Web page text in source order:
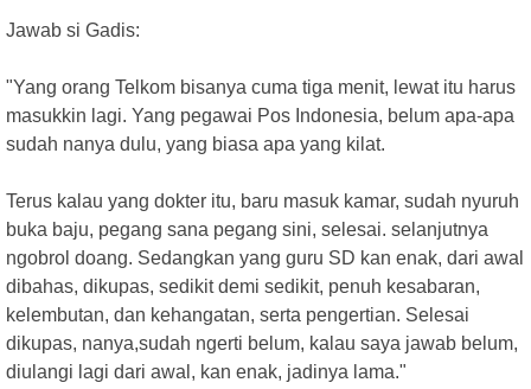
Jawab si Gadis:
"Yang orang Telkom bisanya cuma tiga menit, lewat itu harus
masukkin lagi. Yang pegawai Pos Indonesia, belum apa-apa
sudah nanya dulu, yang biasa apa yang kilat.
Terus kalau yang dokter itu, baru masuk kamar, sudah nyuruh
buka baju, pegang sana pegang sini, selesai. selanjutnya
ngobrol doang. Sedangkan yang guru SD kan enak, dari awal
dibahas, dikupas, sedikit demi sedikit, penuh kesabaran,
kelembutan, dan kehangatan, serta pengertian. Selesai
dikupas, nanya,sudah ngerti belum, kalau saya jawab belum,
diulangi lagi dari awal, kan enak, jadinya lama."